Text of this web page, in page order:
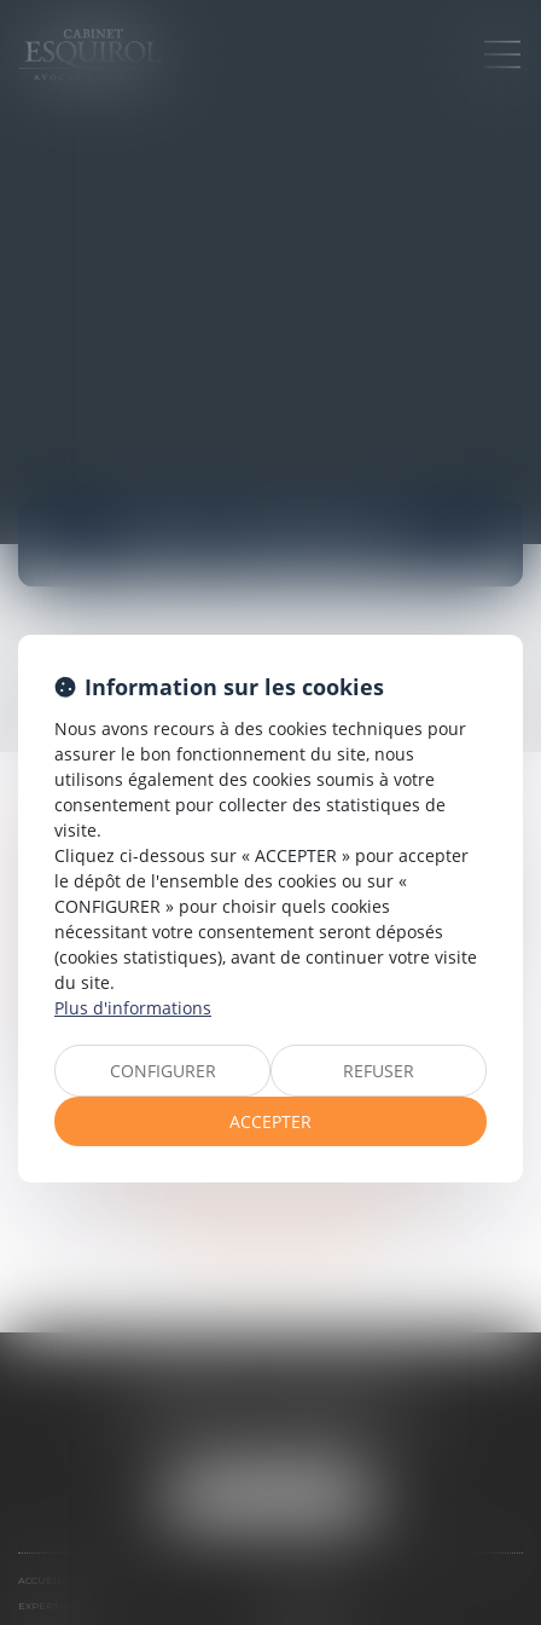
contentieux judiciaire, notamment en matière de :
Fonds de commerce,
Contrats de distribution (vente – conditions générales de
vente / abonnement / franchise…),
Aspects juridiques des structures de l’organisation, sur le
statut des intermédiaires de commerce (V.R.P. /agents
commerciaux / concessionnaires / courtiers),
Droit de la distribution, de la consommation et de la
réglementation économique (prix/ concurrence /
publicité /activités réglementées / obligations
professionnelles…).
Voir tous les domaines d'intervention
ACCUEIL
EXPERTISES
Information sur les cookies
Nous avons recours à des cookies techniques pour
assurer le bon fonctionnement du site, nous
utilisons également des cookies soumis à votre
consentement pour collecter des statistiques de
visite.
Cliquez ci-dessous sur « ACCEPTER » pour accepter
le dépôt de l'ensemble des cookies ou sur «
CONFIGURER » pour choisir quels cookies
nécessitant votre consentement seront déposés
(cookies statistiques), avant de continuer votre visite
du site.
Plus d'informations
CONFIGURER REFUSER
ACCEPTER